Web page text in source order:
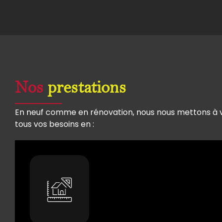
Nos prestations
En neuf comme en rénovation, nous nous mettons
tous vos besoins en :